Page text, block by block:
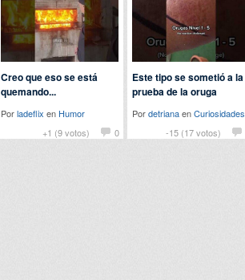
+1 (9 votos) 0
Creo que eso se está
quemando...
Porladeflix en Humor
-15 (17 votos)
Este tipo se sometió a la
prueba de la oruga
PordetrianaenCuriosidades